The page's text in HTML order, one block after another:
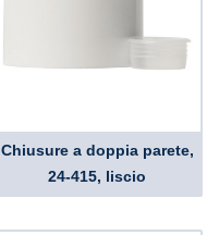
Chiusure a doppia parete,
24-415, liscio